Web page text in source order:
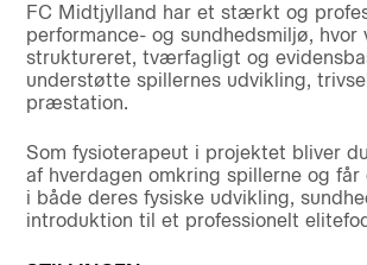
FC Midtjylland har et stærkt og
performance- og sundhedsmiljø, hvor
struktureret, tværfagligt og
understøtte spillernes udvikling,
præstation.
Som fysioterapeut i projektet bliver
af hverdagen omkring spillerne og får
i både deres fysiske udvikling,
introduktion til et professionelt